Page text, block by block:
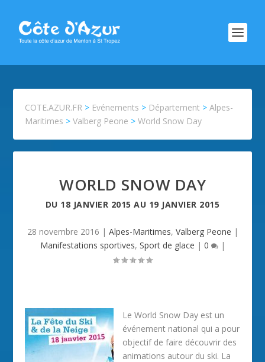
COTE.AZUR.FR > Evénements > Département >Alpes-
Maritimes >Valberg Peone >World Snow Day
WORLD SNOW DAY
DU 18 JANVIER 2015 AU 19 JANVIER 2015
28 novembre 2016 | Alpes-Maritimes, Valberg Peone |
Manifestations sportives, Sport de glace | 0 |
Le World Snow Day est un
événement national qui a pour
objectif de faire découvrir des
animations autour du ski. La